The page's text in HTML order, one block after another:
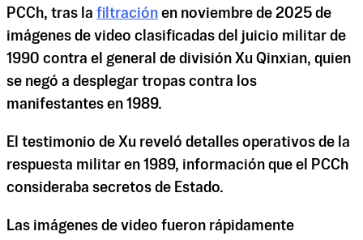
PCCh, tras la filtración en noviembre de 2025 de
imágenes de video clasificadas del juicio militar de
1990 contra el general de división Xu Qinxian, quien
se negó a desplegar tropas contra los
manifestantes en 1989.
El testimonio de Xu reveló detalles operativos de la
respuesta militar en 1989, información que el PCCh
consideraba secretos de Estado.
Las imágenes de video fueron rápidamente